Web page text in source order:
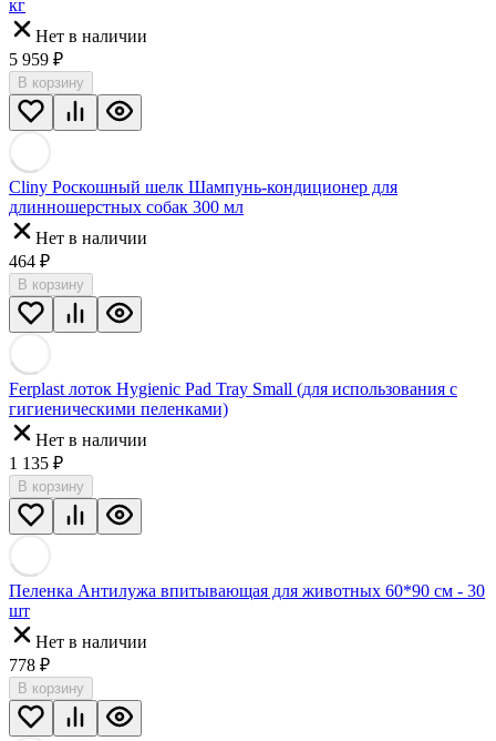
кг
Нет в наличии
5 959 ₽
В корзину
Cliny Роскошный шелк Шампунь-кондиционер для
длинношерстных собак 300 мл
Нет в наличии
464 ₽
В корзину
Ferplast лоток Hygienic Pad Tray Small (для использования с
гигиеническими пеленками)
Нет в наличии
1 135 ₽
В корзину
Пеленка Антилужа впитывающая для животных 60*90 см - 30
шт
Нет в наличии
778 ₽
В корзину